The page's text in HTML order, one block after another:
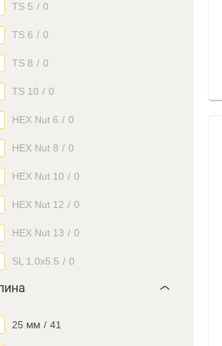
TS 5 / 0
TS 6 / 0
TS 8 / 0
TS 10 / 0
HEX Nut 6 / 0
HEX Nut 8 / 0
HEX Nut 10 / 0
HEX Nut 12 / 0
HEX Nut 13 / 0
SL 1.0x5.5 / 0
25 мм / 41